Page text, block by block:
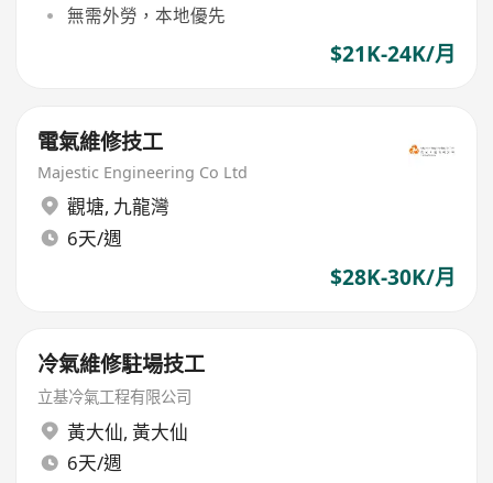
無需外勞，本地優先
$21K-24K/月
電氣維修技工
Majestic Engineering Co Ltd
觀塘, 九龍灣
6天/週
$28K-30K/月
冷氣維修駐場技工
立基冷氣工程有限公司
黃大仙, 黃大仙
6天/週